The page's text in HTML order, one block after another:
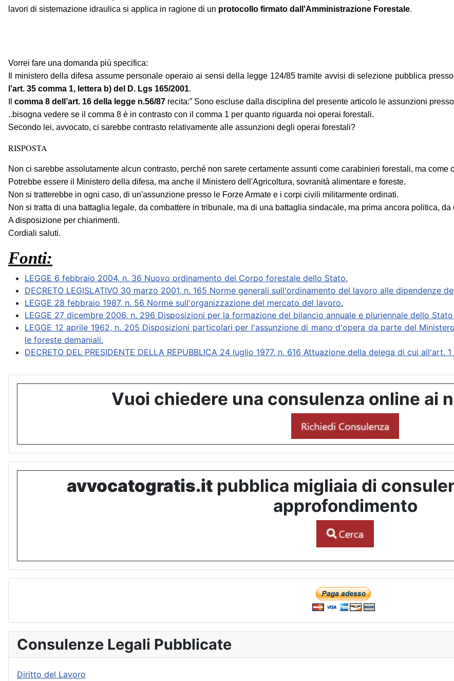
lavori di sistemazione idraulica si applica in ragione di un protocollo firmato dall'Amministrazione Forestale.
Vorrei fare una domanda più specifica:
Il ministero della difesa assume personale operaio ai sensi della legge 124/85 tramite avvisi di selezione pubblica
l’art. 35 comma 1, lettera b) del D. Lgs 165/2001.
comma 8 dell’art. 16 della legge n.56/87 recita:” Sono escluse dalla disciplina del presente articolo le assunzioni
..bisogna vedere se il comma 8 è in contrasto con il comma 1 per quanto riguarda noi operai forestali.
Secondo lei, avvocato, ci sarebbe contrasto relativamente alle assunzioni degli operai forestali?
RISPOSTA
Non ci sarebbe assolutamente alcun contrasto, perché non sarete certamente assunti come carabinieri forestali, ma
Potrebbe essere il Ministero della difesa, ma anche il Ministero dell'Agricoltura, sovranità alimentare e foreste.
Non si tratterebbe in ogni caso, di un'assunzione presso le Forze Armate e i corpi civili militarmente ordinati.
Non si tratta di una battaglia legale, da combattere in tribunale, ma di una battaglia sindacale, ma prima ancora politica,
A disposizione per chiarimenti.
Cordiali saluti.
Fonti:
LEGGE 6 febbraio 2004, n. 36 Nuovo ordinamento del Corpo forestale dello Stato.
DECRETO LEGISLATIVO 30 marzo 2001, n. 165 Norme generali sull'ordinamento del lavoro alle dipendenze
LEGGE 28 febbraio 1987, n. 56 Norme sull'organizzazione del mercato del lavoro.
LEGGE 27 dicembre 2006, n. 296 Disposizioni per la formazione del bilancio annuale e pluriennale dello
LEGGE 12 aprile 1962, n. 205 Disposizioni particolari per l'assunzione di mano d'opera da parte del
le foreste demaniali.
DECRETO DEL PRESIDENTE DELLA REPUBBLICA 24 luglio 1977, n. 616 Attuazione della delega di cui all'art.
Vuoi chiedere una consulenza online ai
avvocatogratis.it pubblica migliaia di
approfondimento
Consulenze Legali Pubblicate
Diritto del Lavoro